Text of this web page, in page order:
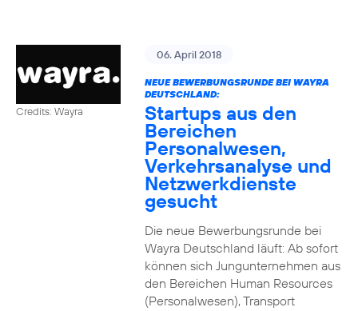
Credits: Wayra
06. April 2018
NEUE BEWERBUNGSRUNDE BEI WAYRA
DEUTSCHLAND:
Startups aus den
Bereichen
Personalwesen,
Verkehrsanalyse und
Netzwerkdienste
gesucht
Die neue Bewerbungsrunde bei
Wayra Deutschland läuft: Ab sofort
können sich Jungunternehmen aus
den Bereichen Human Resources
(Personalwesen), Transport